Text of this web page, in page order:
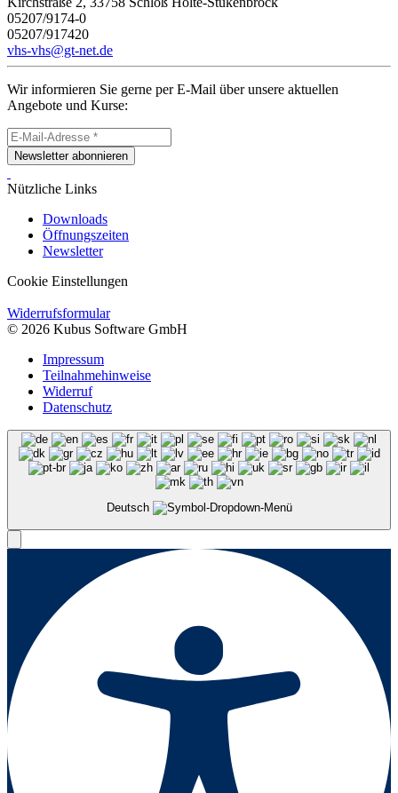
05207/9174-0
05207/917420
vhs-vhs@gt-net.de
Wir informieren Sie gerne per E-Mail über unsere aktuellen
Angebote und Kurse:
Newsletter abonnieren
Nützliche Links
Downloads
Öffnungszeiten
Newsletter
Cookie Einstellungen
Widerrufsformular
© 2026 Kubus Software GmbH
Impressum
Teilnahmehinweise
Widerruf
Datenschutz
Deutsch